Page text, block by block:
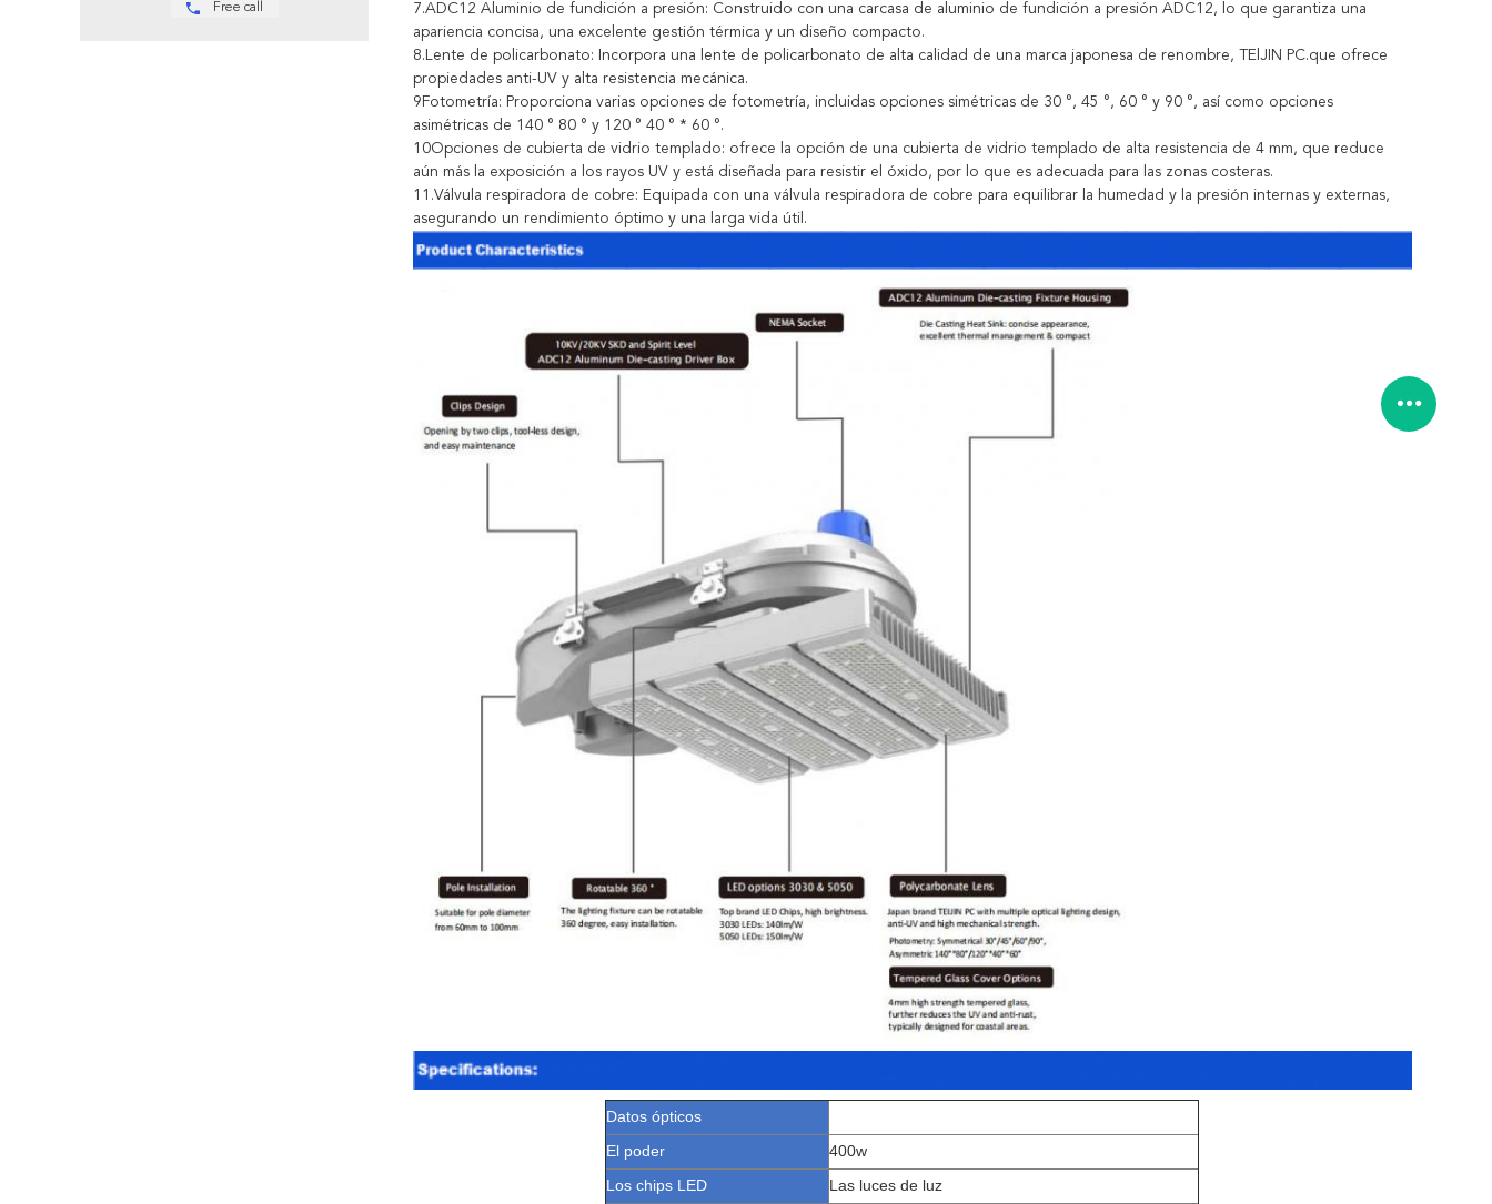
Free call
7.ADC12 Aluminio de fundición a presión: Construido con una carcasa de aluminio de fundición a presión ADC12, lo que garantiza una
apariencia concisa, una excelente gestión térmica y un diseño compacto.
8.Lente de policarbonato: Incorpora una lente de policarbonato de alta calidad de una marca japonesa de renombre, TElJIN PC.que ofrece
propiedades anti-UV y alta resistencia mecánica.
9Fotometría: Proporciona varias opciones de fotometría, incluidas opciones simétricas de 30 °, 45 °, 60 ° y 90 °, así como opciones
asimétricas de 140 ° 80 ° y 120 ° 40 ° * 60 °.
10Opciones de cubierta de vidrio templado: ofrece la opción de una cubierta de vidrio templado de alta resistencia de 4 mm, que reduce
aún más la exposición a los rayos UV y está diseñada para resistir el óxido, por lo que es adecuada para las zonas costeras.
11.Válvula respiradora de cobre: Equipada con una válvula respiradora de cobre para equilibrar la humedad y la presión internas y externas,
asegurando un rendimiento óptimo y una larga vida útil.
Datos ópticos
El poder
400w
Los chips LED
Las luces de luz